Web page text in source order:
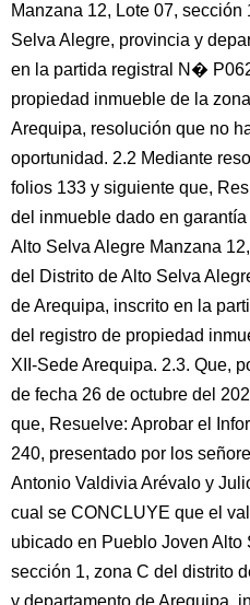
Manzana 12, Lote 07,
Selva Alegre, provincia y
en la partida registral N�
propiedad inmueble de la
Arequipa, resolución que no
oportunidad. 2.2 Mediante
folios 133 y siguiente que,
del inmueble dado en
Alto Selva Alegre Manzana
del Distrito de Alto Selva
de Arequipa, inscrito en la
del registro de propiedad
XII-Sede Arequipa. 2.3. Que,
de fecha 26 de octubre del
que, Resuelve: Aprobar el
240, presentado por los
Antonio Valdivia Arévalo y
cual se CONCLUYE que el
ubicado en Pueblo Joven Alto
sección 1, zona C del distrito
y departamento de Arequipa,